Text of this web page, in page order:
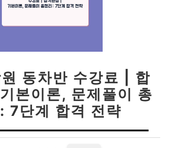
동차반 수강료 | 합
본이론, 문제풀이 총
7단계 합격 전략